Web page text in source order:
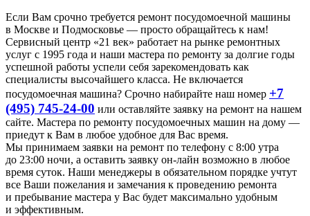
Если Вам срочно требуется ремонт посудомоечной машины
в Москве и Подмосковье — просто обращайтесь к нам!
Сервисный центр «21 век» работает на рынке ремонтных
услуг с 1995 года и наши мастера по ремонту за долгие годы
успешной работы успели себя зарекомендовать как
специалисты высочайшего класса. Не включается
посудомоечная машина? Срочно набирайте наш номер +7
(495) 745-24-00 или оставляйте заявку на ремонт на нашем
сайте. Мастера по ремонту посудомоечных машин на дому —
приедут к Вам в любое удобное для Вас время.
Мы принимаем заявки на ремонт по телефону с 8:00 утра
до 23:00 ночи, а оставить заявку он-лайн возможно в любое
время суток. Наши менеджеры в обязательном порядке учтут
все Ваши пожелания и замечания к проведению ремонта
и пребывание мастера у Вас будет максимально удобным
и эффективным.